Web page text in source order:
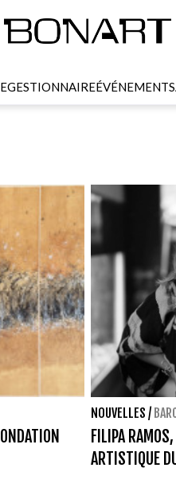
GESTIONNAIREÉVÉNEMENTS
NOUVELLES /
FILIPA
ARTISTIQUE